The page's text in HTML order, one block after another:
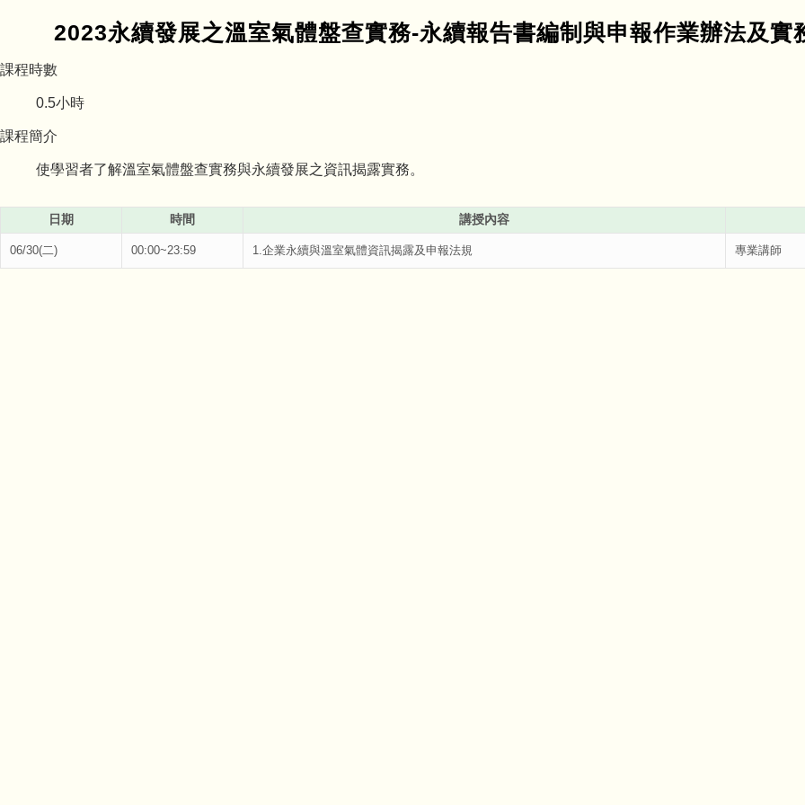
2023永續發展之溫室氣體盤查實務-永續報告書編制與申報作業辦法及實
課程時數
0.5小時
課程簡介
使學習者了解溫室氣體盤查實務與永續發展之資訊揭露實務。
日期 時間 講授內容
06/30(二) 00:00~23:59 1.企業永續與溫室氣體資訊揭露及申報法規 專業講師